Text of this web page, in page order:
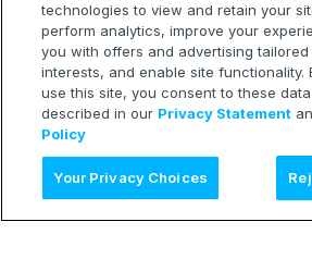
technologies to view and retain your
perform analytics, improve your
you with offers and advertising
interests, and enable site functionality.
use this site, you consent to these
described in our Privacy Statement
Policy
Your Privacy Choices